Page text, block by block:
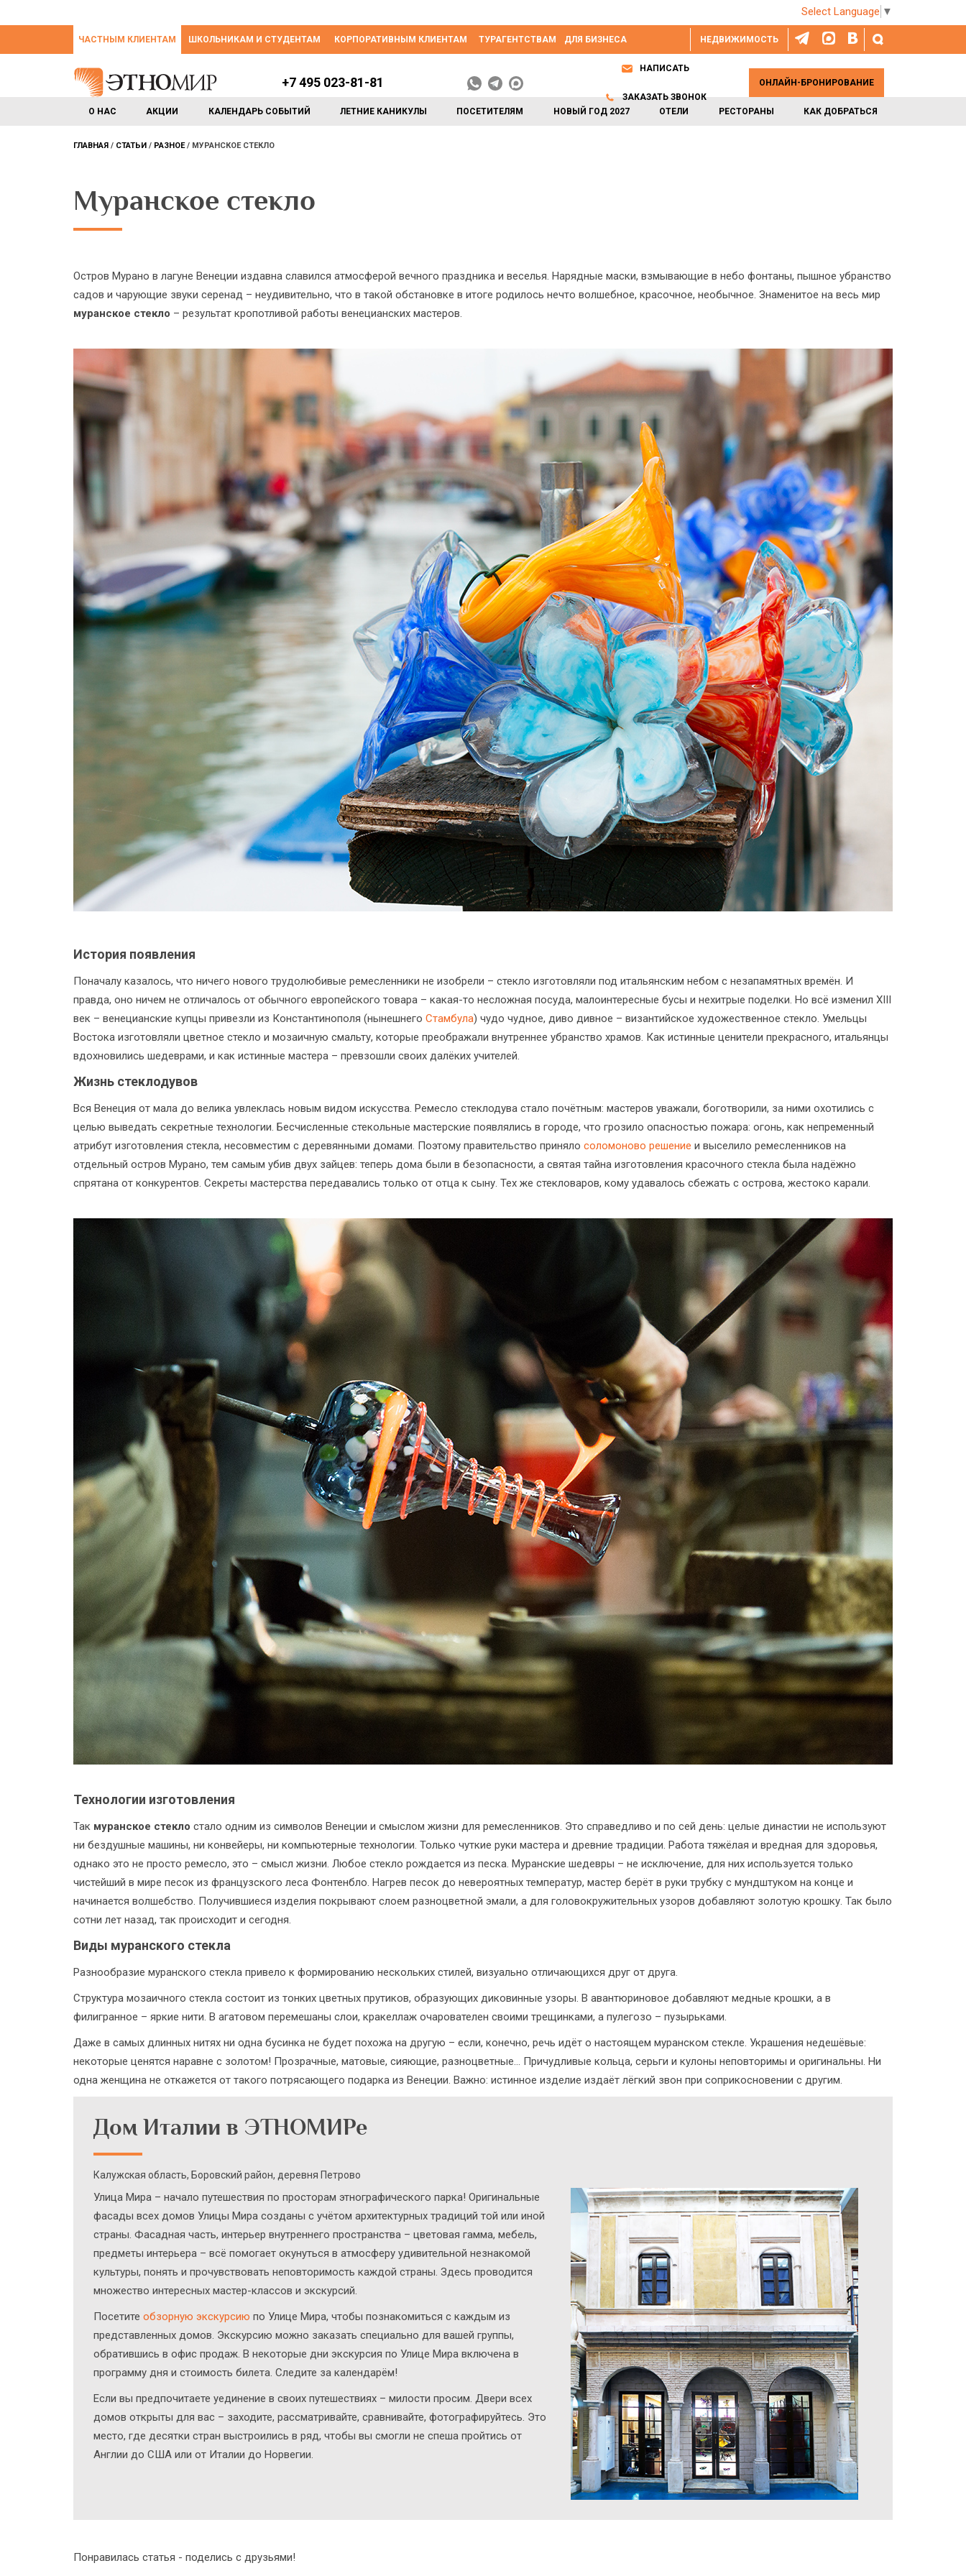
Select Language ▼
НЕДВИЖИМОСТЬ
ЧАСТНЫМ КЛИЕНТАМ ШКОЛЬНИКАМ И СТУДЕНТАМ КОРПОРАТИВНЫМ КЛИЕНТАМ ТУРАГЕНТСТВАМ ДЛЯ БИЗНЕСА
О НАС АКЦИИ КАЛЕНДАРЬ СОБЫТИЙ ЛЕТНИЕ КАНИКУЛЫ ПОСЕТИТЕЛЯМ НОВЫЙ ГОД 2027 ОТЕЛИ РЕСТОРАНЫ КАК ДОБРАТЬСЯ
+7 495 023-81-81
НАПИСАТЬ
ЗАКАЗАТЬ ЗВОНОК
ОНЛАЙН-БРОНИРОВАНИЕ
ГЛАВНАЯ СТАТЬИ РАЗНОЕ МУРАНСКОЕ СТЕКЛО
Муранское стекло
Остров Мурано в лагуне Венеции издавна славился атмосферой вечного праздника и веселья. Нарядные маски, взмывающие в небо фонтаны, пышное убранство
садов и чарующие звуки серенад – неудивительно, что в такой обстановке в итоге родилось нечто волшебное, красочное, необычное. Знаменитое на весь мир
муранское стекло – результат кропотливой работы венецианских мастеров.
История появления
Поначалу казалось, что ничего нового трудолюбивые ремесленники не изобрели – стекло изготовляли под итальянским небом с незапамятных времён. И
правда, оно ничем не отличалось от обычного европейского товара – какая-то несложная посуда, малоинтересные бусы и нехитрые поделки. Но всё изменил XIII
век – венецианские купцы привезли из Константинополя (нынешнего Стамбула) чудо чудное, диво дивное – византийское художественное стекло. Умельцы
Востока изготовляли цветное стекло и мозаичную смальту, которые преображали внутреннее убранство храмов. Как истинные ценители прекрасного, итальянцы
вдохновились шедеврами, и как истинные мастера – превзошли своих далёких учителей.
Жизнь стеклодувов
Вся Венеция от мала до велика увлеклась новым видом искусства. Ремесло стеклодува стало почётным: мастеров уважали, боготворили, за ними охотились с
целью выведать секретные технологии. Бесчисленные стекольные мастерские появлялись в городе, что грозило опасностью пожара: огонь, как непременный
атрибут изготовления стекла, несовместим с деревянными домами. Поэтому правительство приняло соломоново решение и выселило ремесленников на
отдельный остров Мурано, тем самым убив двух зайцев: теперь дома были в безопасности, а святая тайна изготовления красочного стекла была надёжно
спрятана от конкурентов. Секреты мастерства передавались только от отца к сыну. Тех же стекловаров, кому удавалось сбежать с острова, жестоко карали.
Технологии изготовления
Так муранское стекло стало одним из символов Венеции и смыслом жизни для ремесленников. Это справедливо и по сей день: целые династии не используют
ни бездушные машины, ни конвейеры, ни компьютерные технологии. Только чуткие руки мастера и древние традиции. Работа тяжёлая и вредная для здоровья,
однако это не просто ремесло, это – смысл жизни. Любое стекло рождается из песка. Муранские шедевры – не исключение, для них используется только
чистейший в мире песок из французского леса Фонтенбло. Нагрев песок до невероятных температур, мастер берёт в руки трубку с мундштуком на конце и
начинается волшебство. Получившиеся изделия покрывают слоем разноцветной эмали, а для головокружительных узоров добавляют золотую крошку. Так было
сотни лет назад, так происходит и сегодня.
Виды муранского стекла
Разнообразие муранского стекла привело к формированию нескольких стилей, визуально отличающихся друг от друга.
Структура мозаичного стекла состоит из тонких цветных прутиков, образующих диковинные узоры. В авантюриновое добавляют медные крошки, а в
филигранное – яркие нити. В агатовом перемешаны слои, кракеллаж очарователен своими трещинками, а пулегозо – пузырьками.
Даже в самых длинных нитях ни одна бусинка не будет похожа на другую – если, конечно, речь идёт о настоящем муранском стекле. Украшения недешёвые:
некоторые ценятся наравне с золотом! Прозрачные, матовые, сияющие, разноцветные… Причудливые кольца, серьги и кулоны неповторимы и оригинальны. Ни
одна женщина не откажется от такого потрясающего подарка из Венеции. Важно: истинное изделие издаёт лёгкий звон при соприкосновении с другим.
Дом Италии в ЭТНОМИРе
Калужская область, Боровский район, деревня Петрово
Улица Мира – начало путешествия по просторам этнографического парка! Оригинальные
фасады всех домов Улицы Мира созданы с учётом архитектурных традиций той или иной
страны. Фасадная часть, интерьер внутреннего пространства – цветовая гамма, мебель,
предметы интерьера – всё помогает окунуться в атмосферу удивительной незнакомой
культуры, понять и прочувствовать неповторимость каждой страны. Здесь проводится
множество интересных мастер-классов и экскурсий.
Посетите обзорную экскурсию по Улице Мира, чтобы познакомиться с каждым из
представленных домов. Экскурсию можно заказать специально для вашей группы,
обратившись в офис продаж. В некоторые дни экскурсия по Улице Мира включена в
программу дня и стоимость билета. Следите за календарём!
Если вы предпочитаете уединение в своих путешествиях – милости просим. Двери всех
домов открыты для вас – заходите, рассматривайте, сравнивайте, фотографируйтесь. Это
место, где десятки стран выстроились в ряд, чтобы вы смогли не спеша пройтись от
Англии до США или от Италии до Норвегии.
Понравилась статья - поделись с друзьями!